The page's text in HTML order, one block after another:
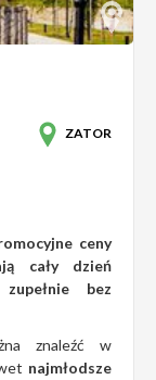
ZATOR
ceny
cały dzień
bez
znaleźć w
najmłodsze